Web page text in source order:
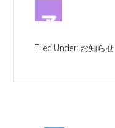
Filed Under: お知らせ